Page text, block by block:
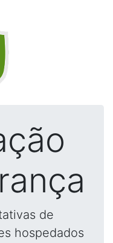
de
hospedados